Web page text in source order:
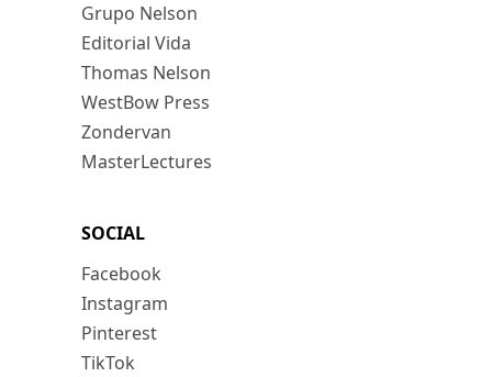
Grupo Nelson
Editorial Vida
Thomas Nelson
WestBow Press
Zondervan
MasterLectures
SOCIAL
Facebook
Instagram
Pinterest
TikTok